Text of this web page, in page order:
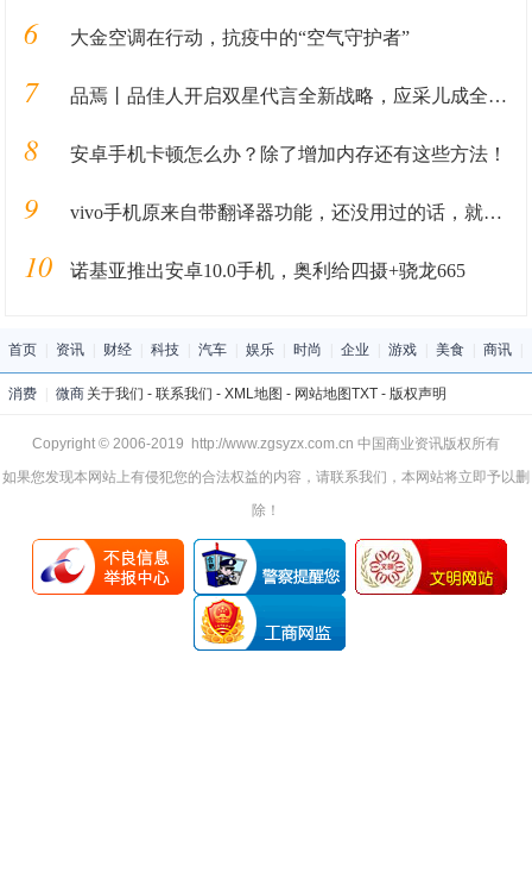
6 大金空调在行动，抗疫中的“空气守护者”
7 品焉丨品佳人开启双星代言全新战略，应采儿成全新代言人
8 安卓手机卡顿怎么办？除了增加内存还有这些方法！
9 vivo手机原来自带翻译器功能，还没用过的话，就问你亏不亏？
10 诺基亚推出安卓10.0手机，奥利给四摄+骁龙665
首页 资讯 财经 科技 汽车 娱乐 时尚 企业 游戏 美食 商讯
消费 微商 关于我们 - 联系我们 - XML地图 - 网站地图TXT- 版权声明
Copyright © 2006-2019 http://www.zgsyzx.com.cn 中国商业资讯版权所有
如果您发现本网站上有侵犯您的合法权益的内容，请联系我们，本网站将立即予以删
除！